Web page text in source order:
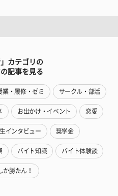
」カテゴリの
記事を見る
業・履修・ゼミ サークル・部活
お出かけ・イベント 恋愛
インタビュー 奨学金
バイト知識 バイト体験談
か勝たん！